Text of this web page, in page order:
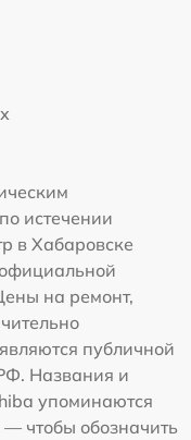
истечении
в Хабаровске
на ремонт,
публичной
Названия и
упоминаются
чтобы обозначить